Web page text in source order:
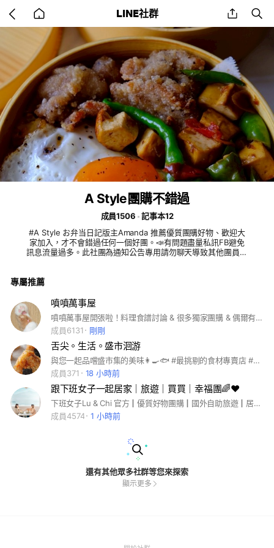
back
to
home
LINE社群 share
A Style團購不錯過
成員1506
記事本12
#A Style お弁当日記版主Amanda 推薦優質團購好物、歡迎大
家加入，才不會錯過任何一個好團。📣有問題盡量私訊FB避免
訊息流量過多。此社團為通知公告專用請勿聊天導致其他團員錯
專屬推薦
噴噴萬事屋
噴噴萬事屋開張啦！料理食譜討論 & 很多獨家團購 & 偶爾有貓貓的地方？（FB粉專：嘖嘖的料理手帳）
成員6131
剛剛
舌尖。生活。盛市洄游
與您一起品嚐盛市集的美味👩‍🍳🐟 #最挑剔的食材專賣店 #安心純淨
成員371
18 小時前
跟下班女子一起居家｜旅遊｜買買｜幸福團🌈❤️
下班女子Lu & Chi 官方┃優質好物團購┃國外自助旅遊┃居家佈置┃好飯店民宿┃好餐廳咖啡店┃女友的聊天室┃實用資訊交流 邀你一起好好生活好好呼吸/吃有溫度的美食/買有質感的好物/做有溫度的好人🥰 2人自從經歷父母生病後，決定再忙再累，也要努力討個好人生。邀你一起在喜歡的事上努力，自由溫暖地愛著。 🌈❤️ 歡迎加入這個歡樂購物旅遊天地！ 一起聊天，一起討好人生！
成員4574
1 小時前
還有其他眾多社群等您來探索
顯示更多